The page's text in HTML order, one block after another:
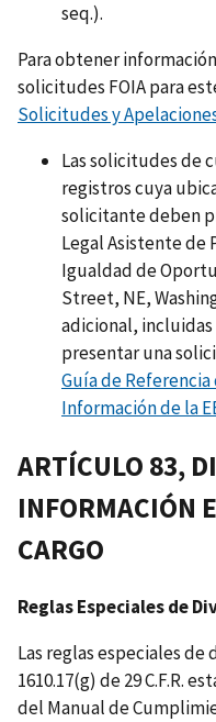
seq.).
Para obtener
solicitudes FOIA para
Solicitudes y
Las solicitudes de
registros cuya
solicitante deben
Legal Asistente de
Igualdad de
Street, NE,
adicional,
presentar una
Guía de
Información de la
ARTÍCULO 83,
INFORMACIÓN
CARGO
Reglas Especiales de
Las reglas especiales
1610.17(g) de 29 C.F.R.
del Manual de